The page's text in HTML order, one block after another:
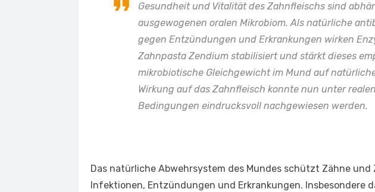
Gesundheit und Vitalität des Zahnfleischs sind
ausgewogenen oralen Mikrobiom. Als natürliche
gegen Entzündungen und Erkrankungen wirken
Zahnpasta Zendium stabilisiert und stärkt dieses
mikrobiotische Gleichgewicht im Mund auf
Wirkung auf das Zahnfleisch konnte nun unter
Bedingungen eindrucksvoll nachgewiesen werden.
Das natürliche Abwehrsystem des Mundes schützt Zähne und
Infektionen, Entzündungen und Erkrankungen. Insbesondere